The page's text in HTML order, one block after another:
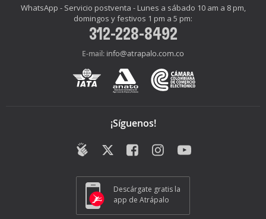
WhatsApp - Servicio postventa - Lunes a sábado 10 am a 8 pm,
domingos y festivos 1 pm a 5 pm:
312-228-8492
E-mail: info@atrapalo.com.co
¡Síguenos!
Descárgate gratis la
app de Atrápalo